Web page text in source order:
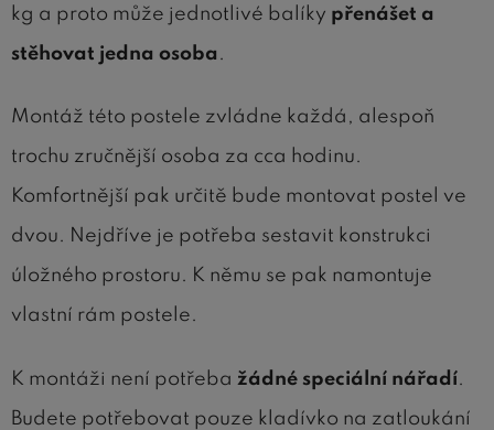
kg a proto může jednotlivé balíky přenášet a
stěhovat jedna osoba .
Montáž této postele zvládne každá, alespoň
trochu zručnější osoba za cca hodinu.
Komfortnější pak určitě bude montovat postel ve
dvou. Nejdříve je potřeba sestavit konstrukci
úložného prostoru. K němu se pak namontuje
vlastní rám postele.
K montáži není potřeba žádné speciální nářadí.
Budete potřebovat pouze kladívko na zatloukání